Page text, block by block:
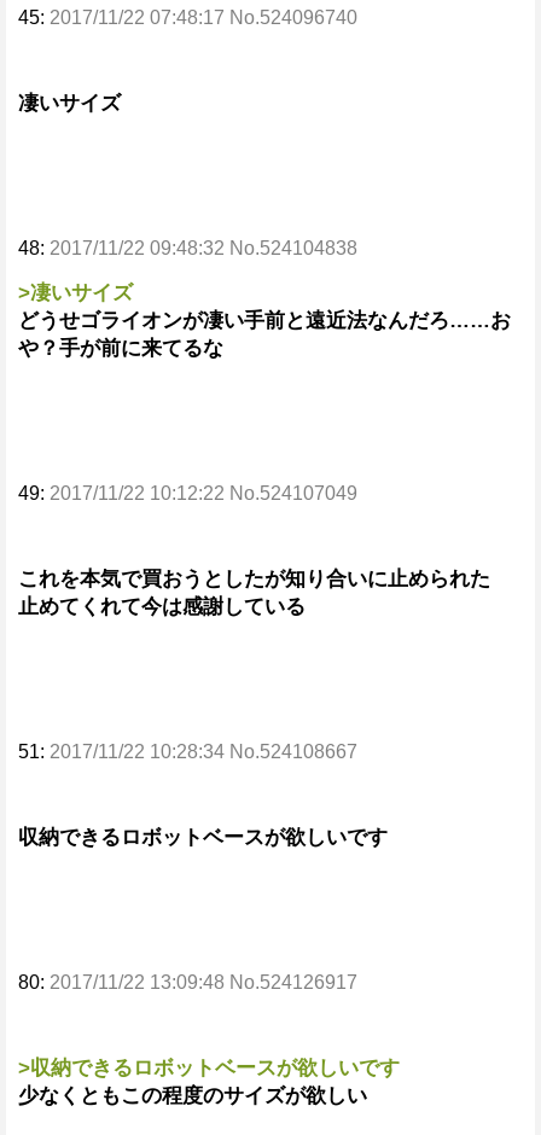
45: 2017/11/22 07:48:17 No.524096740
凄いサイズ
48: 2017/11/22 09:48:32 No.524104838
>凄いサイズ
どうせゴライオンが凄い手前と遠近法なんだろ……お
や？手が前に来てるな
49: 2017/11/22 10:12:22 No.524107049
これを本気で買おうとしたが知り合いに止められた
止めてくれて今は感謝している
51: 2017/11/22 10:28:34 No.524108667
収納できるロボットベースが欲しいです
80: 2017/11/22 13:09:48 No.524126917
>収納できるロボットベースが欲しいです
少なくともこの程度のサイズが欲しい